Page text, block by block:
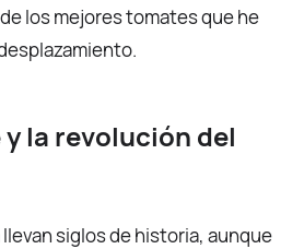
los mejores tomates que he
la revolución del
siglos de historia, aunque